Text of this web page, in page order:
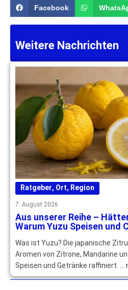
Facebook
Weitere Nachrichten
Ratgeber, Ort, Region
7. August 2026
Aus unserer Reihe –
Warum Yuzu Speisen
Was ist Yuzu? Die japanische
Aromen von Zitrone, Mandarine
Speisen und Getränke raffiniert. …